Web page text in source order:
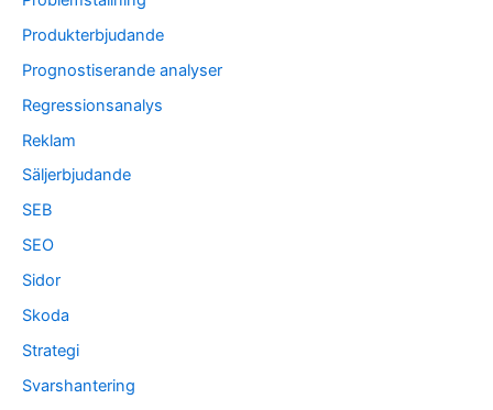
Produkterbjudande
Prognostiserande analyser
Regressionsanalys
Reklam
Säljerbjudande
SEB
SEO
Sidor
Skoda
Strategi
Svarshantering